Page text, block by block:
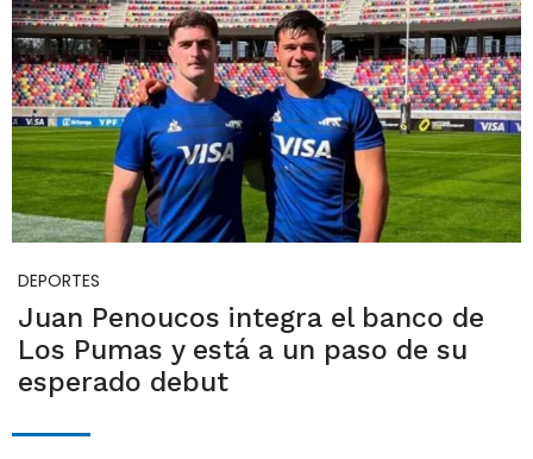
DEPORTES
Juan Penoucos integra el banco de
Los Pumas y está a un paso de su
esperado debut